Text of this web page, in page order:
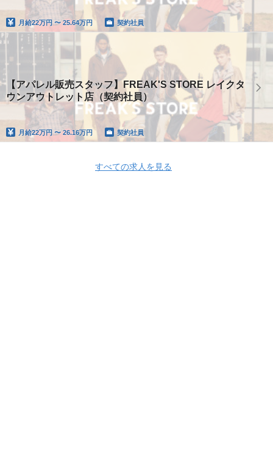
月給22万円 〜 25.64万円 契約社員
【アパレル販売スタッフ】FREAK'S STORE レイクタ
ウンアウトレット店（契約社員）
月給22万円 〜 26.16万円 契約社員
すべての求人を見る